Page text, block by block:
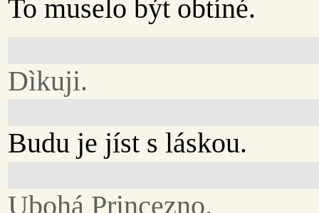
To muselo být obtíné.
Dìkuji.
Budu je jíst s láskou.
Ubohá Princezno.